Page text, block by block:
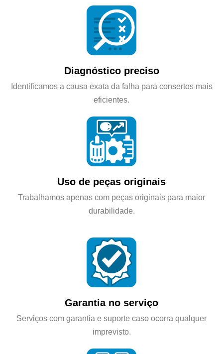
Diagnóstico preciso
Identificamos a causa exata da falha para consertos mais
eficientes.
Uso de peças originais
Trabalhamos apenas com peças originais para maior
durabilidade.
Garantia no serviço
Serviços com garantia e suporte caso ocorra qualquer
imprevisto.